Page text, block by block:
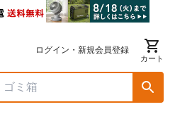
ログイン・新規会員登録
カート